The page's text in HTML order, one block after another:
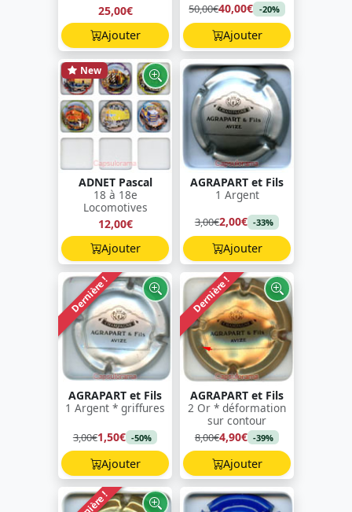
25,00€
Ajouter
50,00€40,00€ -20%
Ajouter
New
ADNET Pascal
18 à 18e
Locomotives
12,00€
Ajouter
AGRAPART et Fils
1 Argent
3,00€2,00€ -33%
Ajouter
Dernière !
AGRAPART et Fils
1 Argent * griffures
3,00€1,50€ -50%
Ajouter
Dernière !
AGRAPART et Fils
2 Or * déformation
sur contour
8,00€4,90€ -39%
Ajouter